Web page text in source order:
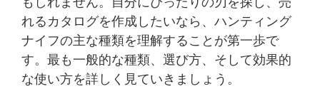
れるカタログを作成したいなら、ハンティング
ナイフの主な種類を理解することが第一歩で
す。最も一般的な種類、選び方、そして効果的
な使い方を詳しく見ていきましょう。